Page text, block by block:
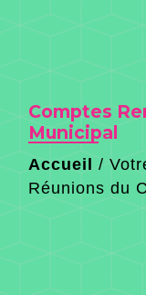
Comptes
Municipal
Accueil /
Réunions du